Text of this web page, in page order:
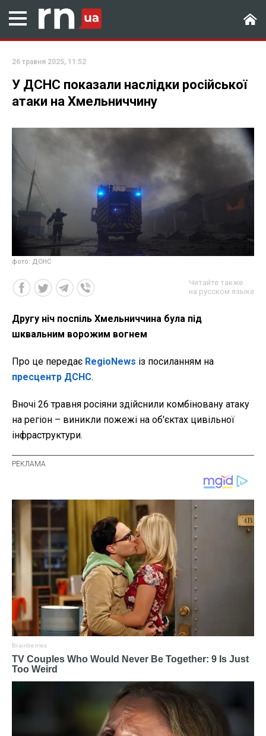
26 травня 2025, 11:52
У ДСНС показали наслідки російської
атаки на Хмельниччину
фото: ДСНС
Читайте также
на русском языке
Другу ніч поспіль Хмельниччина була під
шквальним ворожим вогнем
Про це передає RegioNews із посиланням на
пресцентр ДСНС.
Вночі 26 травня росіяни здійснили комбіновану атаку
на регіон – виникли пожежі на об'єктах цивільної
інфраструктури.